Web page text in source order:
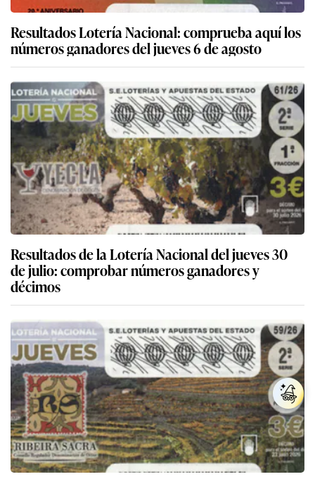
Resultados Lotería Nacional: comprueba aquí los
números ganadores del jueves 6 de agosto
Resultados de la Lotería Nacional del jueves 30
de julio: comprobar números ganadores y
décimos